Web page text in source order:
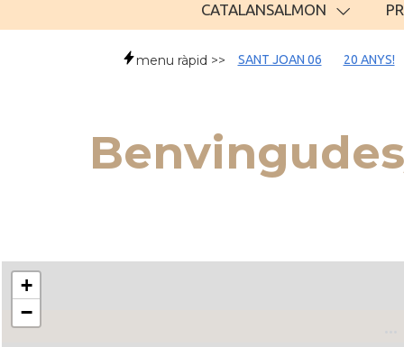
CATALANSALMON
menu ràpid >> SANT JOAN 06 20 ANYS!
+
−